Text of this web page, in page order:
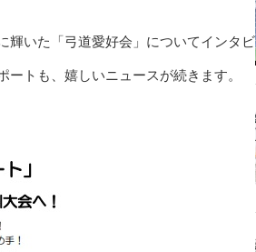
輝いた「弓道愛好会」についてインタビ
トも、嬉しいニュースが続きます。